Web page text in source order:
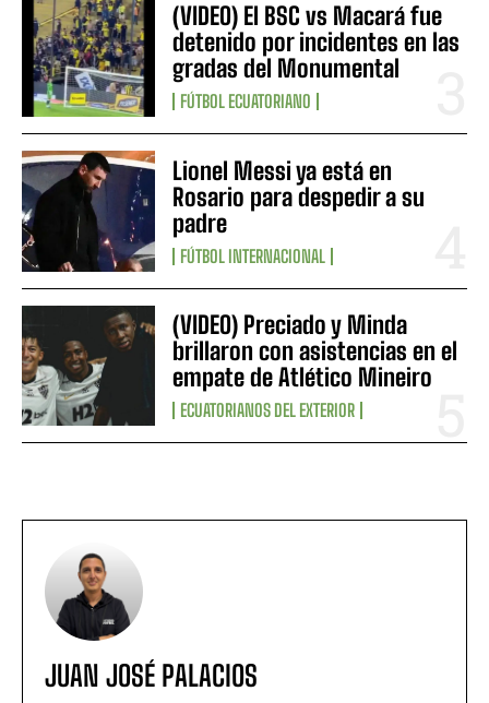
(VIDEO) El BSC vs Macará fue
detenido por incidentes en las
gradas del Monumental
FÚTBOL ECUATORIANO
Lionel Messi ya está en
Rosario para despedir a su
padre
FÚTBOL INTERNACIONAL
(VIDEO) Preciado y Minda
brillaron con asistencias en el
empate de Atlético Mineiro
ECUATORIANOS DEL EXTERIOR
JUAN JOSÉ PALACIOS